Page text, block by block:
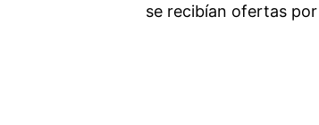
se recibían ofertas